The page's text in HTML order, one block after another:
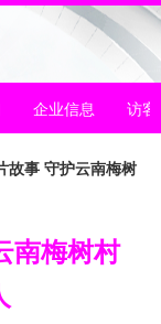
企业信息 访客
故事 守护云南梅树
南梅树村